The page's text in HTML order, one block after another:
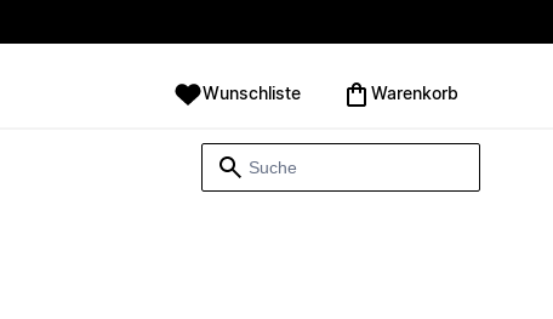
Wunschliste Warenkorb